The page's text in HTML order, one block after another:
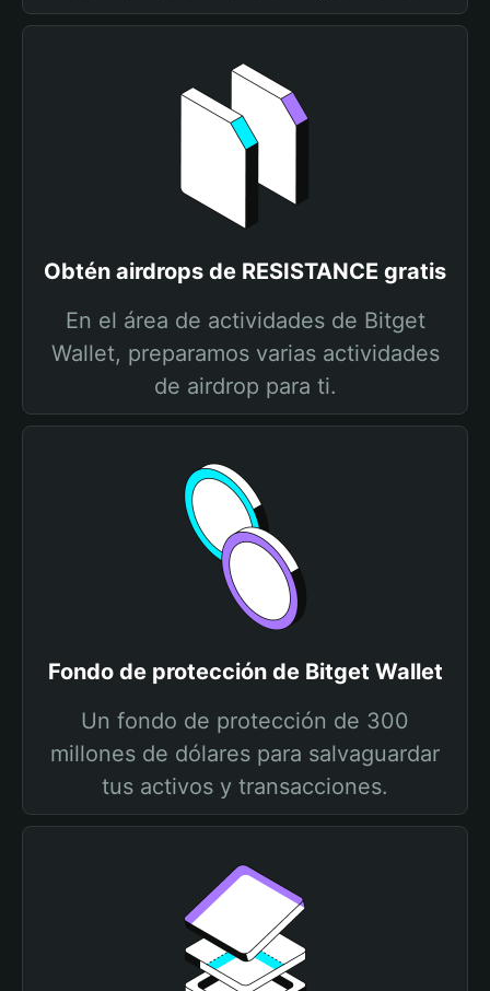
Obtén airdrops de RESISTANCE gratis
En el área de actividades de Bitget
Wallet, preparamos varias actividades
de airdrop para ti.
Fondo de protección de Bitget Wallet
Un fondo de protección de 300
millones de dólares para salvaguardar
tus activos y transacciones.